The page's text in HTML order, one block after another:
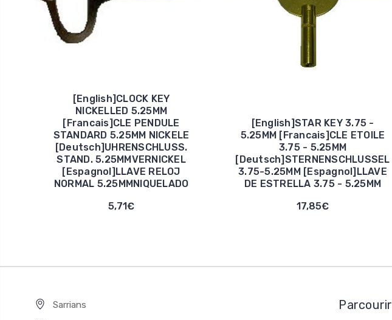
[English]CLOCK KEY
NICKELLED 5.25MM
[Francais]CLE PENDULE
STANDARD 5.25MM NICKELE
[Deutsch]UHRENSCHLUSS.
STAND. 5.25MMVERNICKEL
[Espagnol]LLAVE RELOJ
NORMAL 5.25MMNIQUELADO
5,71€
[English]STAR KEY 3.75 -
5.25MM [Francais]CLE ETOILE
3.75 - 5.25MM
[Deutsch]STERNENSCHLUSSEL
3.75-5.25MM [Espagnol]LLAVE
DE ESTRELLA 3.75 - 5.25MM
17,85€
Sarrians
Parcourir